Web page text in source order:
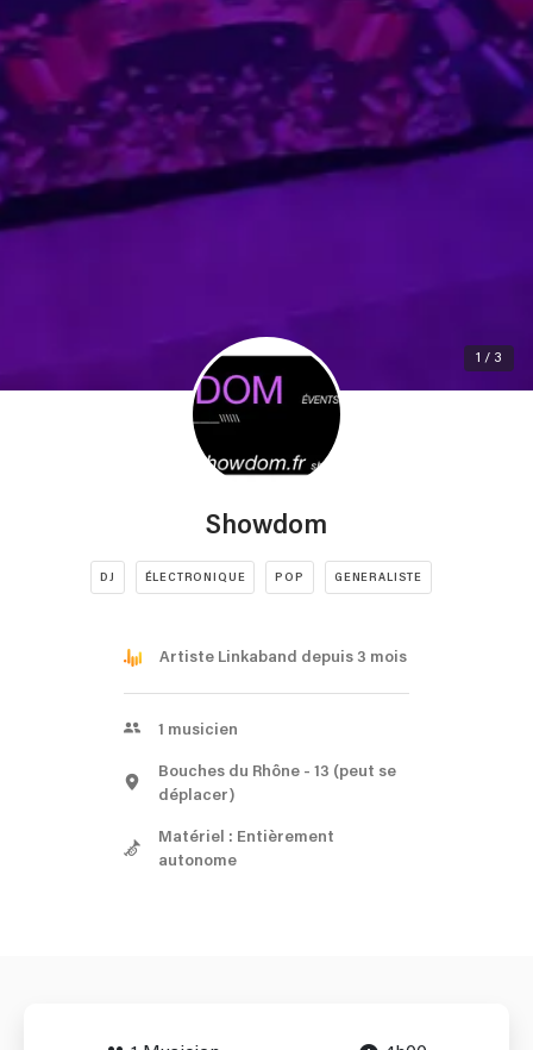
1 / 3
Showdom
DJ ÉLECTRONIQUE POP GENERALISTE
Artiste Linkaband depuis 3 mois
1 musicien
Bouches du Rhône - 13 (peut se
déplacer)
Matériel : Entièrement
autonome